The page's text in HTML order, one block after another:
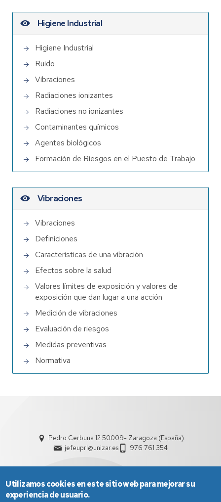
Higiene Industrial
Higiene Industrial
Ruido
Vibraciones
Radiaciones ionizantes
Radiaciones no ionizantes
Contaminantes químicos
Agentes biológicos
Formación de Riesgos en el Puesto de Trabajo
Vibraciones
Vibraciones
Definiciones
Características de una vibración
Efectos sobre la salud
Valores límites de exposición y valores de
exposición que dan lugar a una acción
Medición de vibraciones
Evaluación de riesgos
Medidas preventivas
Normativa
Pedro Cerbuna 12 50009- Zaragoza (España)
jefeuprl@unizar.es
976 761 354
Utilizamos cookies en este sitio web para mejorar su
experiencia de usuario.